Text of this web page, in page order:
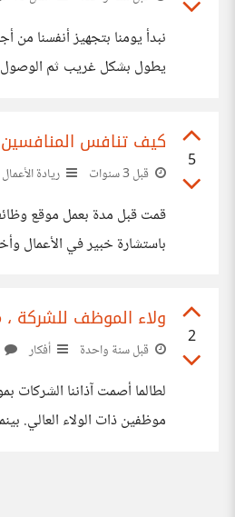
نبدأ يومنا بتجهيز أنفسنا
يطول بشكل غريب ثم
5
كيف تنافس
قبل 3 سنوات ريادة الأعمال
قمت قبل مدة بعمل موقع
باستشارة خبير في الأعمال
2
ولاء الموظف للشركة
قبل سنة واحدة أفكار
موظفين ذات الولاء العالي.